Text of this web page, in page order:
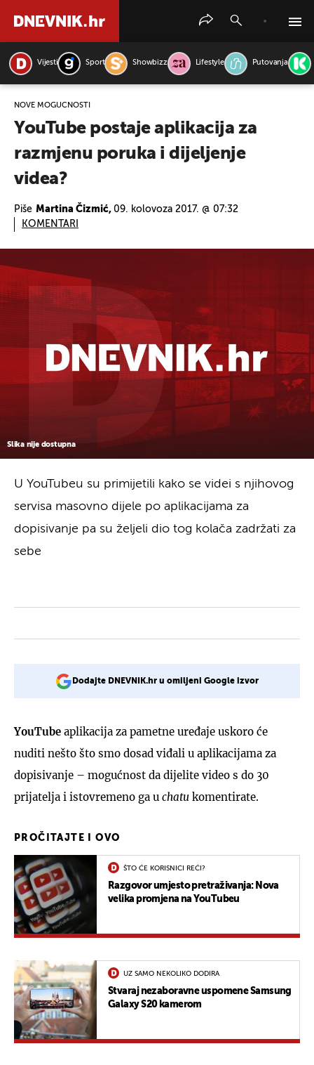
Vijesti Sport Showbizz Lifestyle Putovanja
NOVE MOGUĆNOSTI
YouTube postaje aplikacija za
razmjenu poruka i dijeljenje
videa?
Piše Martina Čizmić, 09. kolovoza 2017. @ 07:32
KOMENTARI
Slika nije dostupna
U YouTubeu su primijetili kako se videi s njihovog
servisa masovno dijele po aplikacijama za
dopisivanje pa su željeli dio tog kolača zadržati za
sebe
Dodajte DNEVNIK.hr u omiljeni Google izvor
YouTube aplikacija za pametne uređaje uskoro će
nuditi nešto što smo dosad viđali u aplikacijama za
dopisivanje – mogućnost da dijelite video s do 30
prijatelja i istovremeno ga u chatu komentirate.
PROČITAJTE I OVO
ŠTO ĆE KORISNICI REĆI?
Razgovor umjesto pretraživanja: Nova
velika promjena na YouTubeu
UZ SAMO NEKOLIKO DODIRA
Stvaraj nezaboravne uspomene Samsung
Galaxy S20 kamerom
PRETRAŽITE VIJESTI